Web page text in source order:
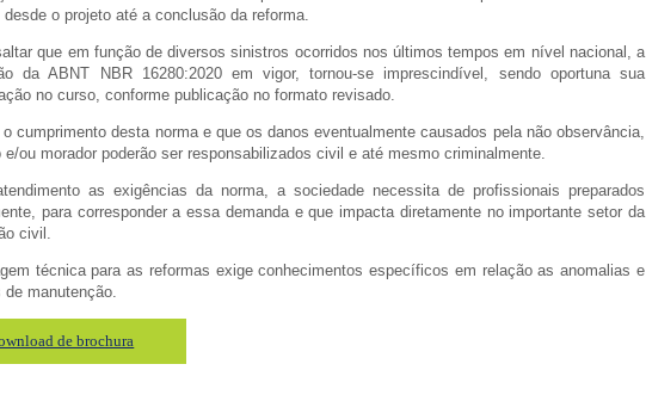
desde o projeto até a conclusão da reforma.
que em função de diversos sinistros ocorridos nos últimos tempos em nível nacional, a
da ABNT NBR 16280:2020 em vigor, tornou-se imprescindível, sendo oportuna sua
no curso, conforme publicação no formato revisado.
o cumprimento desta norma e que os danos eventualmente causados pela não observância,
ou morador poderão ser responsabilizados civil e até mesmo criminalmente.
as exigências da norma, a sociedade necessita de profissionais preparados
para corresponder a essa demanda e que impacta diretamente no importante setor da
civil.
técnica para as reformas exige conhecimentos específicos em relação as anomalias e
de manutenção.
de brochura